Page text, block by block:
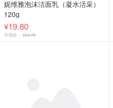
妮维雅泡沫洁面乳（凝水活采）
120g
¥19.80
市场价： ¥23.76